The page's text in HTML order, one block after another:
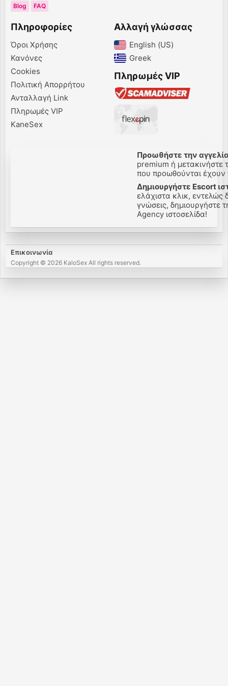
Blog FAQ
Πληροφορίες
Όροι Χρήσης
Κανόνες
Cookies
Πολιτική Απορρήτου
Ανταλλαγή Link
Πληρωμές VIP
KaneSex
Αλλαγή γλώσσας
English (US)‎
Greek‎
Πληρωμές VIP
Προωθήστε την
premium ή μετακινήστε
που προωθούνται έχουν
Δημιουργήστε Escort
ελάχιστα κλικ, εντελώς
γνώσεις, δημιουργήστε
Agency ιστοσελίδα!
Επικοινωνία
Copyright © 2026 KaloSex All rights reserved.